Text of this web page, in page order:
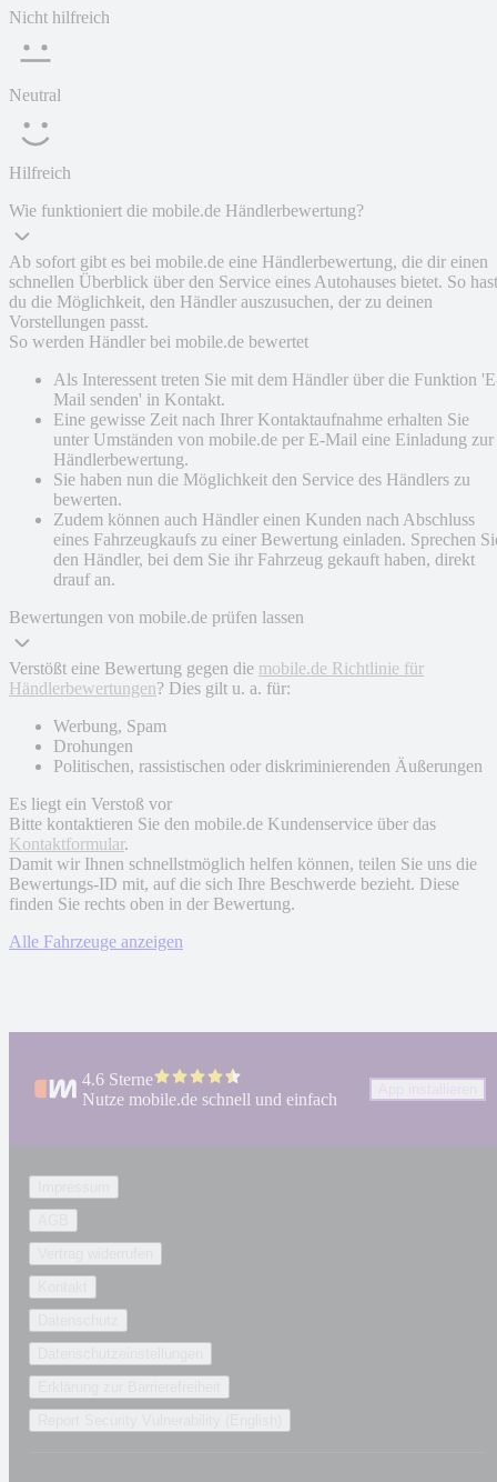
Nicht hilfreich
Neutral
Hilfreich
Wie funktioniert die mobile.de Händlerbewertung?
Ab sofort gibt es bei mobile.de eine Händlerbewertung, die dir einen
schnellen Überblick über den Service eines Autohauses bietet. So hast
du die Möglichkeit, den Händler auszusuchen, der zu deinen
Vorstellungen passt.
So werden Händler bei mobile.de bewertet
Als Interessent treten Sie mit dem Händler über die Funktion
Mail senden' in Kontakt.
Eine gewisse Zeit nach Ihrer Kontaktaufnahme erhalten Sie
unter Umständen von mobile.de per E-Mail eine Einladung zur
Händlerbewertung.
Sie haben nun die Möglichkeit den Service des Händlers zu
bewerten.
Zudem können auch Händler einen Kunden nach Abschluss
eines Fahrzeugkaufs zu einer Bewertung einladen. Sprechen
den Händler, bei dem Sie ihr Fahrzeug gekauft haben, direkt
drauf an.
Bewertungen von mobile.de prüfen lassen
Verstößt eine Bewertung gegen die mobile.de Richtlinie für
Händlerbewertungen? Dies gilt u. a. für:
Werbung, Spam
Drohungen
Politischen, rassistischen oder diskriminierenden Äußerungen
Es liegt ein Verstoß vor
Bitte kontaktieren Sie den mobile.de Kundenservice über das
Kontaktformular.
Damit wir Ihnen schnellstmöglich helfen können, teilen Sie uns die
Bewertungs-ID mit, auf die sich Ihre Beschwerde bezieht. Diese
finden Sie rechts oben in der Bewertung.
Alle Fahrzeuge anzeigen
4.6 Sterne
Nutze mobile.de schnell und einfach